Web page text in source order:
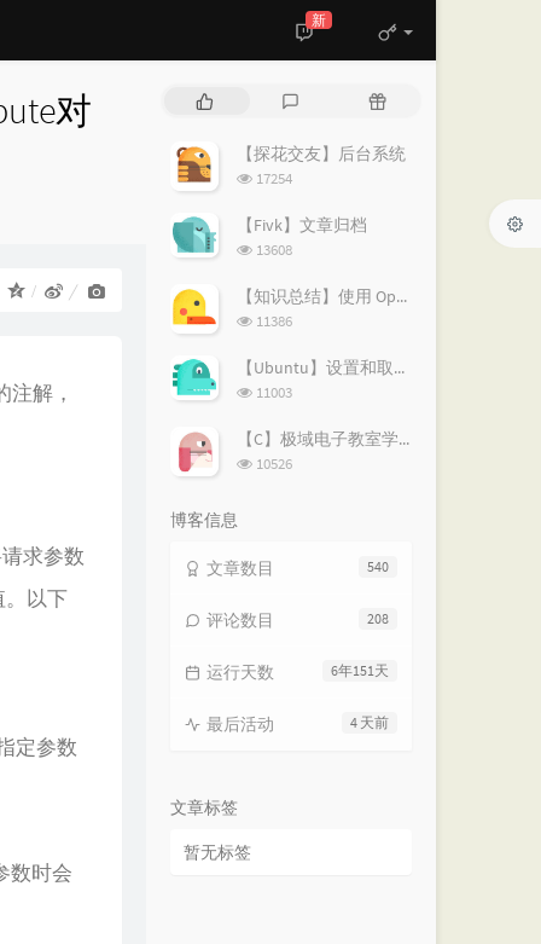
新
对
解，
求参数
。以下
定参数
数时会
评
随
文
【探花交友】后台系统
浏
次
17254
【Fivk】文章归档
浏
次
数:
13608
【知识总结】使用 OpenVPN 实现按需分流：避免全局代理泄露隐私
浏
次
11386
【Ubuntu】设置和取消代理的简易指南
浏
次
数:
11003
【C】极域电子教室学生端解除控制
浏
10526
博客信息
540
文章数目
208
评论数目
6年151天
运行天数
4 天前
最后活动
文章标签
暂无标签